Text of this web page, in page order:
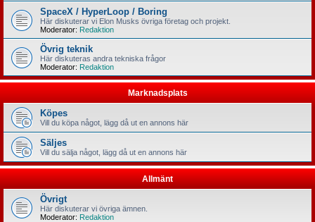
SpaceX / HyperLoop / Boring
Här diskuterar vi Elon Musks övriga företag och projekt.
Moderator: Redaktion
Övrig teknik
Här diskuteras andra tekniska frågor
Moderator: Redaktion
Marknadsplats
Köpes
Vill du köpa något, lägg då ut en annons här
Säljes
Vill du sälja något, lägg då ut en annons här
Allmänt
Övrigt
Här diskuterar vi övriga ämnen.
Moderator: Redaktion